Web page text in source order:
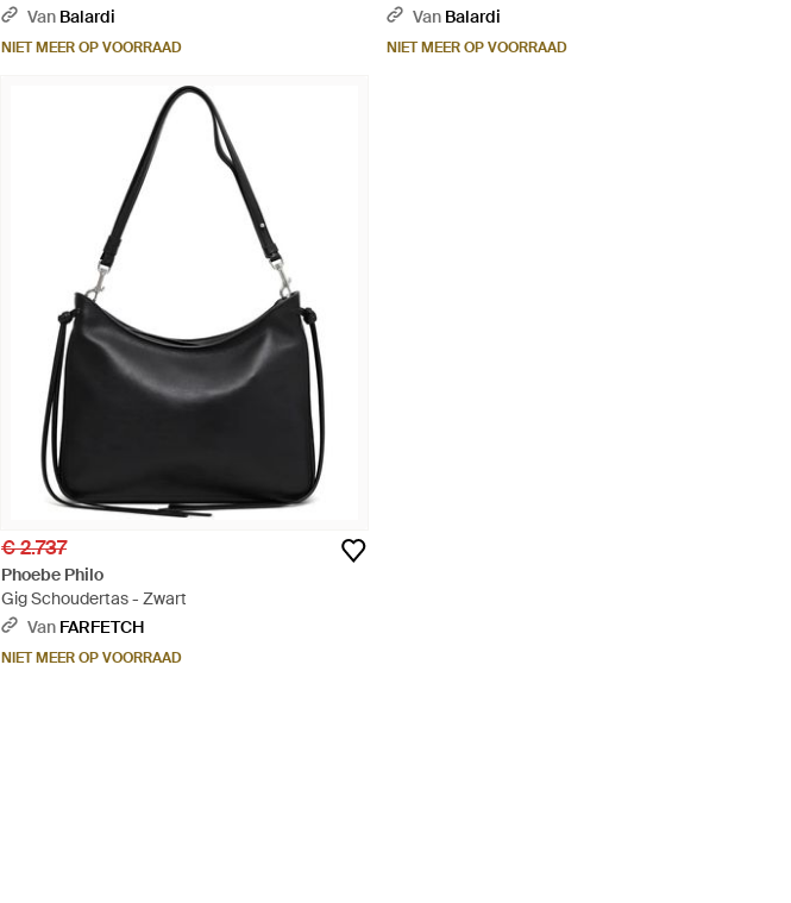
Van Balardi
NIET MEER OP VOORRAAD
Van Balardi
NIET MEER OP VOORRAAD
€ 2.737
Phoebe Philo
Gig Schoudertas - Zwart
Van FARFETCH
NIET MEER OP VOORRAAD